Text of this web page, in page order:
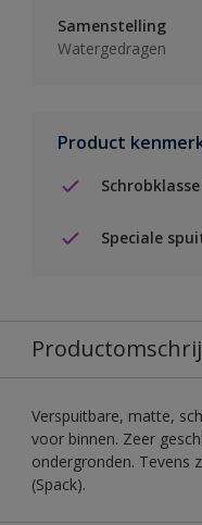
Samenstelling
Watergedragen
Product
Speciale
Verspuitbare, matte,
voor binnen. Zeer
ondergronden. Tevens
(Spack).